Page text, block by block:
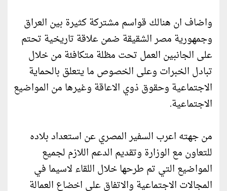
واضاف ان هنالك قواسم مشتركة كثيرة بين العراق
وجمهورية مصر الشقيقة ضمن علاقة تاريخية تحتم
على الجانبين العمل تحت مظلة متكافئة من خلال
تبادل الخبرات وعلى الخصوص ما يتعلق بالحماية
الاجتماعية وحقوق ذوي الاعاقة وغيرها من المواضيع
الاجتماعية.
من جهته اعرب السفير المصري عن استعداد بلاده
للتعاون مع الوزارة وتقديم الدعم اللازم لجميع
المواضيع التي تم طرحها خلال اللقاء لاسيما في
المجالات الاجتماعية والاتفاق على اخضاع العمالة